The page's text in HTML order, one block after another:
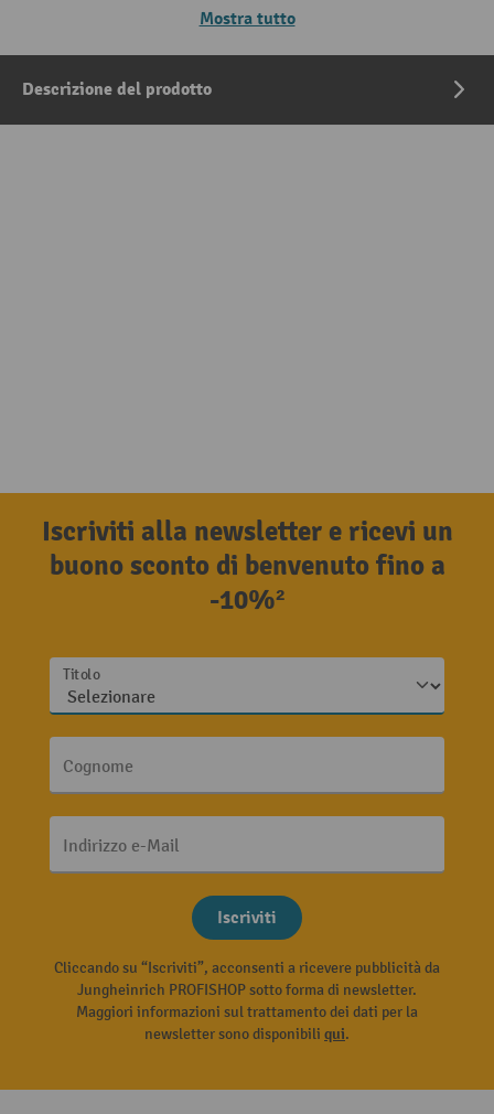
Mostra tutto
Descrizione del prodotto
Iscriviti alla newsletter e ricevi un
buono sconto di benvenuto fino a
-10%²
Titolo
Cognome
Indirizzo e-Mail
Iscriviti
Cliccando su “Iscriviti”, acconsenti a ricevere pubblicità da
Jungheinrich PROFISHOP sotto forma di newsletter.
Maggiori informazioni sul trattamento dei dati per la
newsletter sono disponibili qui.